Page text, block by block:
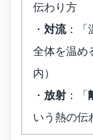
伝わり方
・ 対流：「
全体を温め
内）
・ 放射 ：「
いう熱の伝